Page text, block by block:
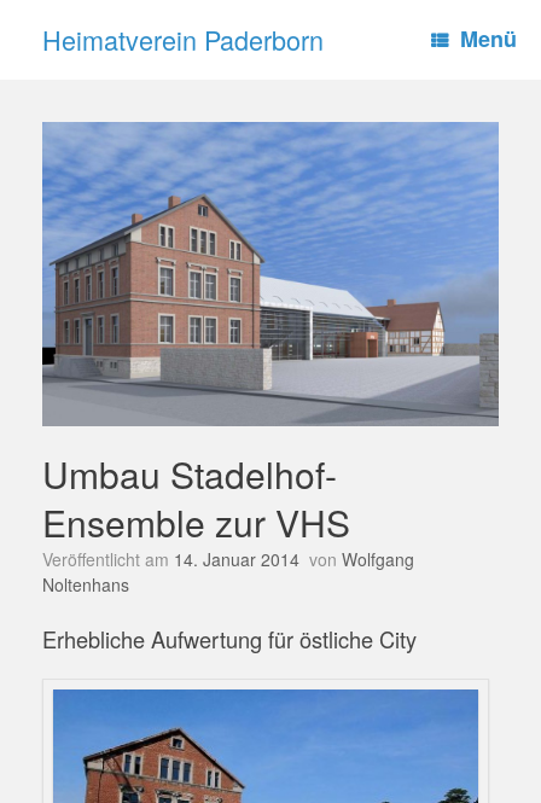
springenHeimatverein Paderborn Menü
Umbau Stadelhof-
Ensemble zur VHS
Veröffentlicht am 14. Januar 2014 von Wolfgang
Noltenhans
Erhebliche Aufwertung für östliche City